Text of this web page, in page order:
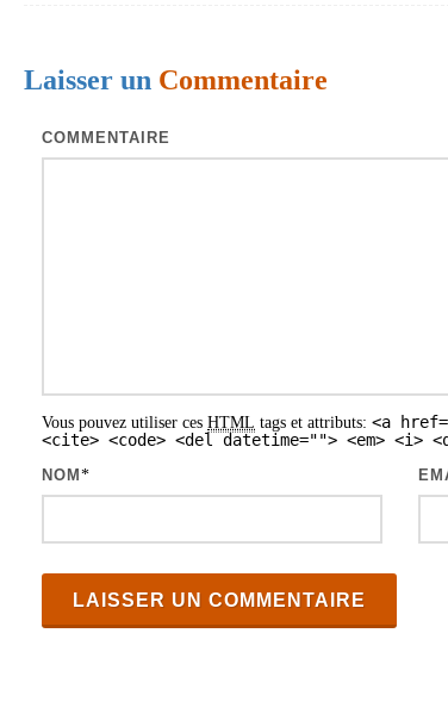
g
Laisser un Commentaire
COMMENTAIRE
Vous pouvez utiliser ces HTML tags et attributs: <a
<cite> <code> <del datetime=""> <em> <i>
NOM *